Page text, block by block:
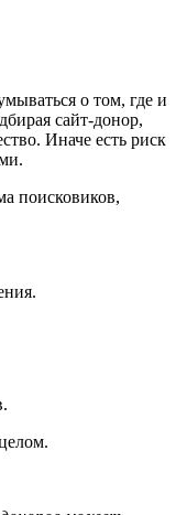
о том, где и
сайт-донор,
Иначе есть риск
поисковиков,